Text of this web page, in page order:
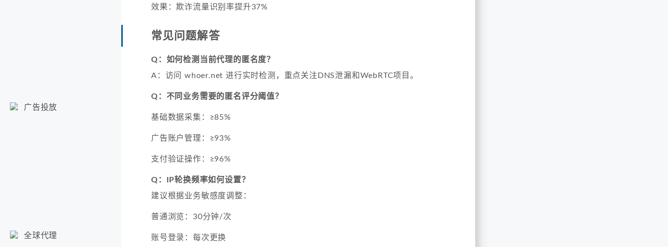
广告投放
全球代理
效果：欺诈流量识别率提升37%
常见问题解答
Q：如何检测当前代理的匿名度？
A：访问 whoer.net 进行实时检测，重点关注DNS泄漏和WebRTC项目。
Q：不同业务需要的匿名评分阈值？
基础数据采集：≥85%
广告账户管理：≥93%
支付验证操作：≥96%
Q：IP轮换频率如何设置？
建议根据业务敏感度调整：
普通浏览：30分钟/次
账号登录：每次更换